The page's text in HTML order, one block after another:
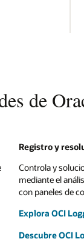
de
Registro y
Controla y
mediante el
con paneles de
Explora OCI
Descubre OCI